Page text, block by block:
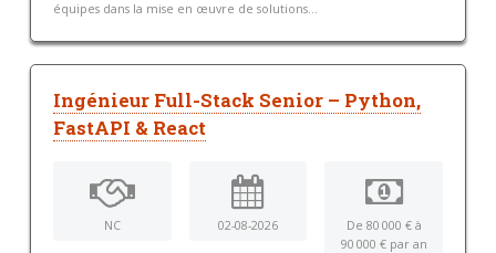
équipes dans la mise en œuvre de solutions...
Ingénieur Full-Stack Senior – Python,
FastAPI & React
NC 02-08-2026
De 80 000 € à
90 000 € par an